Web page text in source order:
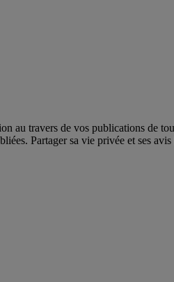
au travers de vos publications de
Partager sa vie privée et ses